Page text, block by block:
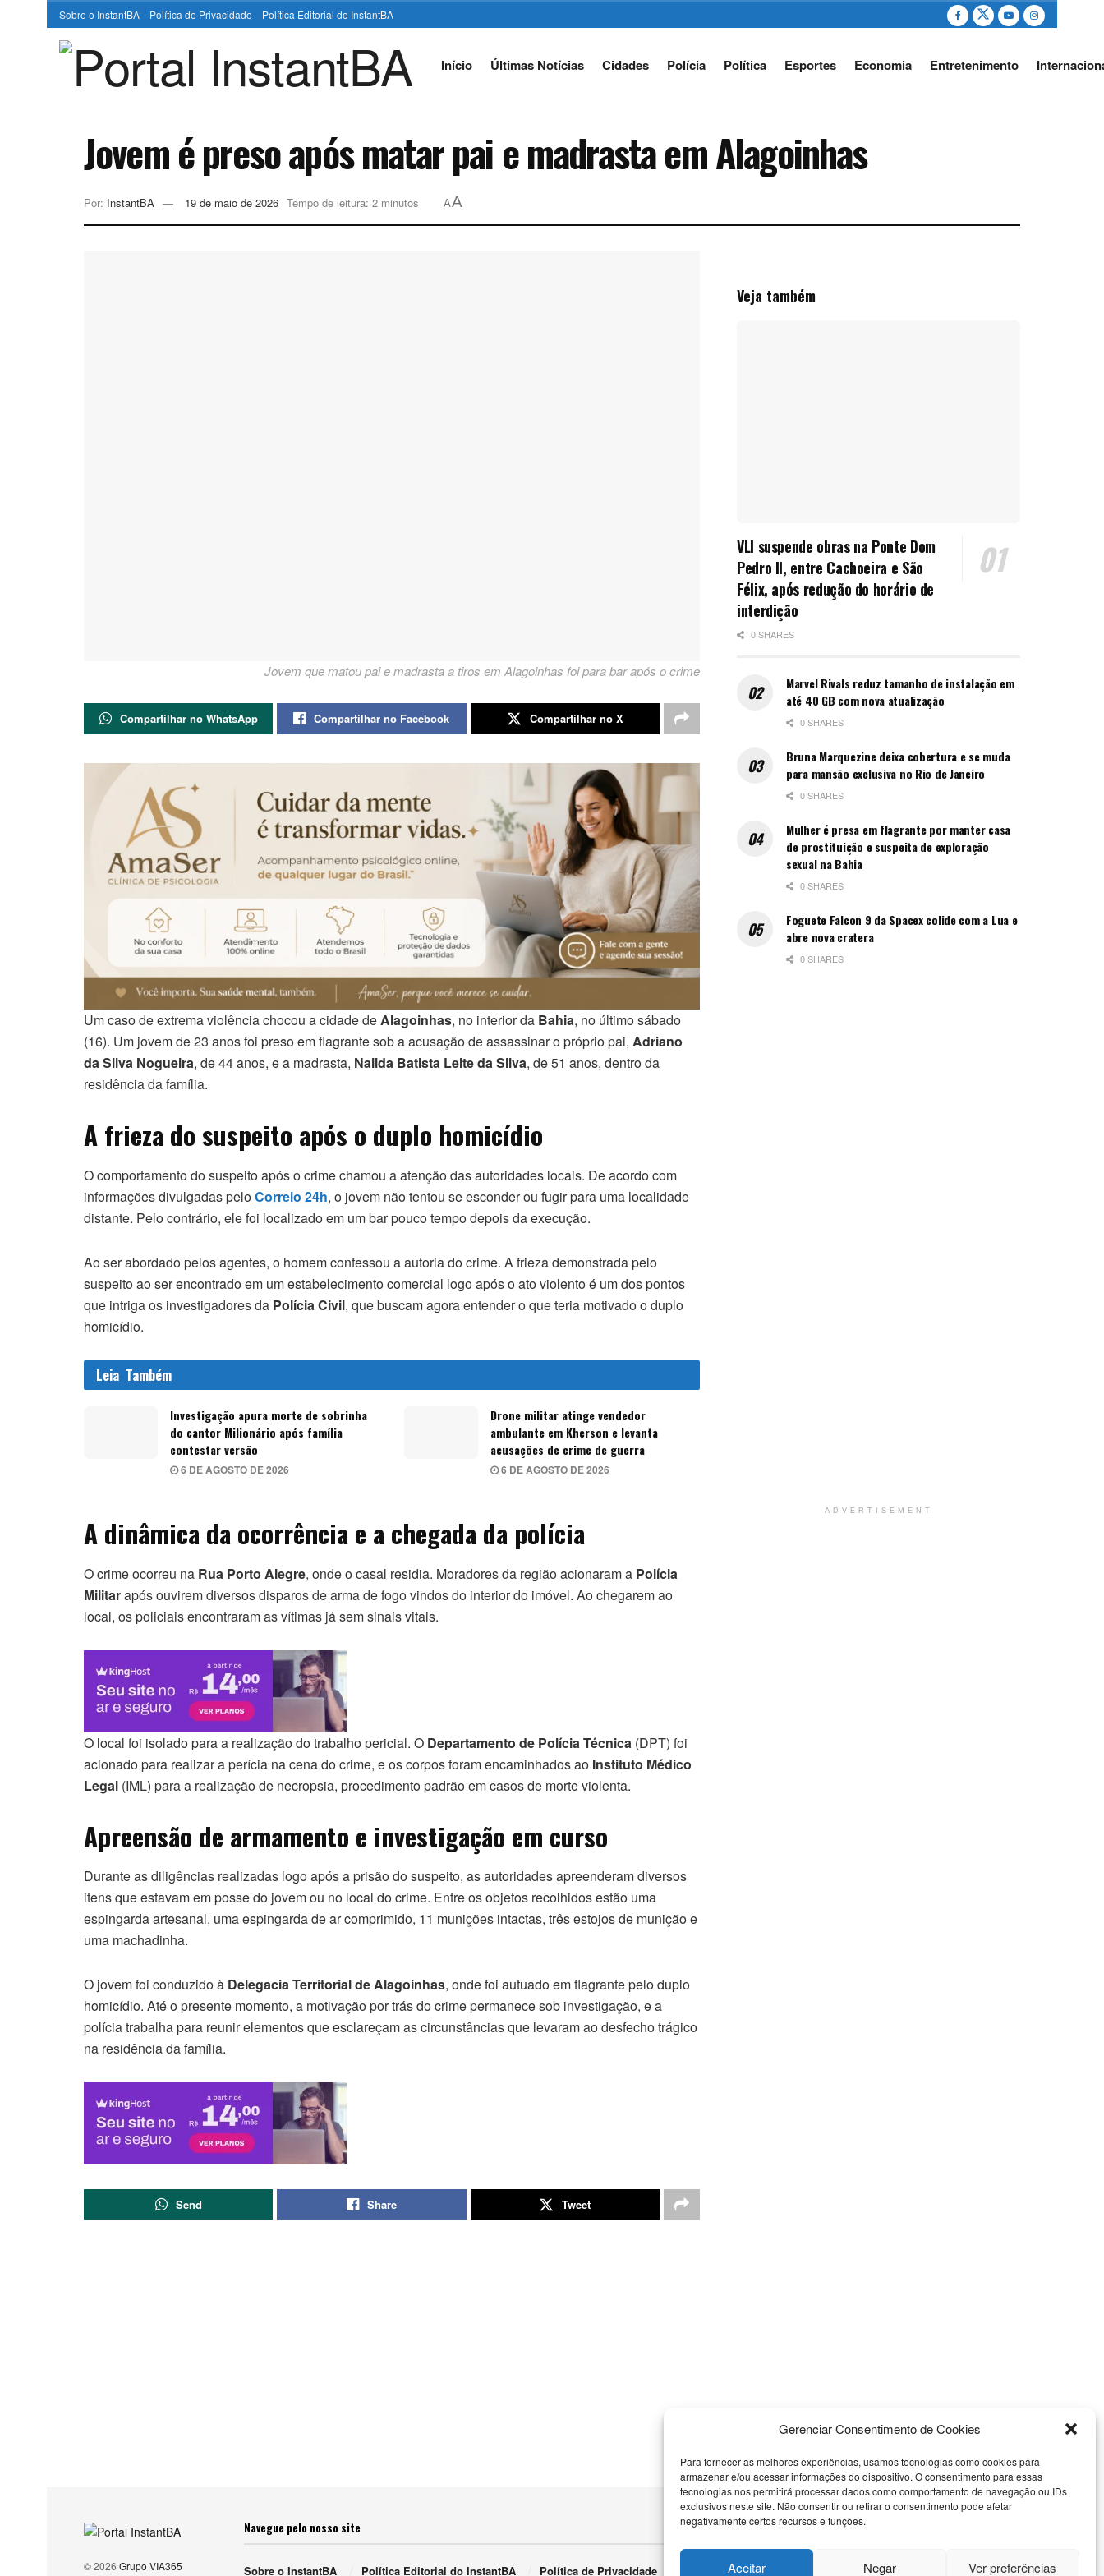
Gerenciar Consentimento de Cookies
Para fornecer as melhores experiências, usamos tecnologias como cookies para
armazenar e/ou acessar informações do dispositivo. O consentimento para essas
tecnologias nos permitirá processar dados como comportamento de navegação ou IDs
exclusivos neste site. Não consentir ou retirar o consentimento pode afetar
negativamente certos recursos e funções.
Aceitar Negar Ver preferências
Sobre o InstantBA Política de Privacidade Política Editorial do InstantBA
Início Últimas Notícias Cidades Polícia Política Esportes Economia Entretenimento
Jovem é preso após matar pai e madrasta em Alagoinhas
Por: InstantBA 19 de maio de 2026 Tempo de leitura: 2 minutos AA
Jovem que matou pai e madrasta a tiros em Alagoinhas foi para bar após o crime
Compartilhar no WhatsApp Compartilhar no Facebook Compartilhar no X
Um caso de extrema violência chocou a cidade deAlagoinhas, no interior da Bahia, no último sábado
(16). Um jovem de 23 anos foi preso em flagrante sob a acusação de assassinar o próprio pai, Adriano
da Silva Nogueira, de 44 anos, e a madrasta, Nailda Batista Leite da Silva, de 51 anos, dentro da
residência da família.
A frieza do suspeito após o duplo homicídio
O comportamento do suspeito após o crime chamou a atenção das autoridades locais. De acordo com
informações divulgadas peloCorreio 24h, o jovem não tentou se esconder ou fugir para uma localidade
distante. Pelo contrário, ele foi localizado em um bar pouco tempo depois da execução.
Ao ser abordado pelos agentes, o homem confessou a autoria do crime. A frieza demonstrada pelo
suspeito ao ser encontrado em um estabelecimento comercial logo após o ato violento é um dos pontos
que intriga os investigadores da Polícia Civil, que buscam agora entender o que teria motivado o duplo
homicídio.
Leia Também
Investigação apura morte de sobrinha
do cantor Milionário após família
contestar versão
6 DE AGOSTO DE 2026
Drone militar atinge vendedor
ambulante em Kherson e levanta
acusações de crime de guerra
6 DE AGOSTO DE 2026
A dinâmica da ocorrência e a chegada da polícia
O crime ocorreu na Rua Porto Alegre, onde o casal residia. Moradores da região acionaram a Polícia
Militarapós ouvirem diversos disparos de arma de fogo vindos do interior do imóvel. Ao chegarem ao
local, os policiais encontraram as vítimas já sem sinais vitais.
O local foi isolado para a realização do trabalho pericial. O Departamento de Polícia Técnica (DPT) foi
acionado para realizar a perícia na cena do crime, e os corpos foram encaminhados ao Instituto Médico
Legal (IML) para a realização de necropsia, procedimento padrão em casos de morte violenta.
Apreensão de armamento e investigação em curso
Durante as diligências realizadas logo após a prisão do suspeito, as autoridades apreenderam diversos
itens que estavam em posse do jovem ou no local do crime. Entre os objetos recolhidos estão uma
espingarda artesanal, uma espingarda de ar comprimido, 11 munições intactas, três estojos de munição e
uma machadinha.
O jovem foi conduzido à Delegacia Territorial de Alagoinhas, onde foi autuado em flagrante pelo duplo
homicídio. Até o presente momento, a motivação por trás do crime permanece sob investigação, e a
polícia trabalha para reunir elementos que esclareçam as circunstâncias que levaram ao desfecho trágico
na residência da família.
Send Share Tweet
Veja também
VLI suspende obras na Ponte Dom
Pedro II, entre Cachoeira e São
Félix, após redução do horário de
interdição
0 SHARES
Marvel Rivals reduz tamanho de instalação em
até 40 GB com nova atualização
0 SHARES
Bruna Marquezine deixa cobertura e se muda
para mansão exclusiva no Rio de Janeiro
0 SHARES
Mulher é presa em flagrante por manter casa
de prostituição e suspeita de exploração
sexual na Bahia
0 SHARES
Foguete Falcon 9 da Spacex colide com a Lua e
abre nova cratera
0 SHARES
ADVERTISEMENT
© 2026 Grupo VIA365
Navegue pelo nosso site
Sobre o InstantBA Política Editorial do InstantBA Política de Privacidade Termos de Uso
Nossas Redes Sociais